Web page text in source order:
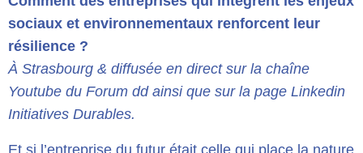
sociaux et environnementaux renforcent leur
résilience ?
À Strasbourg & diffusée en direct sur la chaîne
Youtube du Forum dd ainsi que sur la page Linkedin
Initiatives Durables.
Et si l’entreprise du futur était celle qui place la nature